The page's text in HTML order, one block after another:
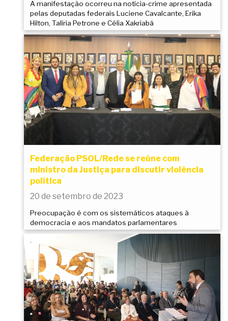
A manifestação ocorreu na notícia-crime apresentada
pelas deputadas federais Luciene Cavalcante, Erika
Hilton, Talíria Petrone e Célia Xakriabá
Federação PSOL/Rede se reúne com
ministro da Justiça para discutir violência
política
20 de setembro de 2023
Preocupação é com os sistemáticos ataques à
democracia e aos mandatos parlamentares